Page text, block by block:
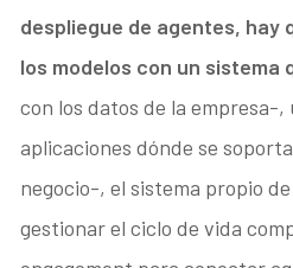
despliegue de agentes, hay
los modelos con un sistema
con los datos de la empresa-
aplicaciones dónde se
negocio-, el sistema propio
gestionar el ciclo de vida